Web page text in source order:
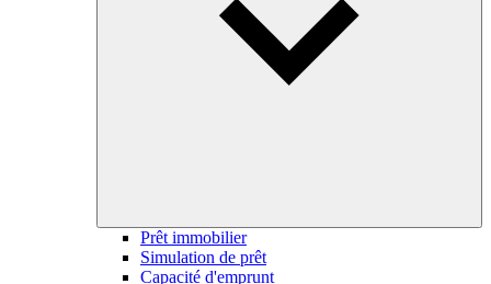
Prêt immobilier
Simulation de prêt
Capacité d'emprunt